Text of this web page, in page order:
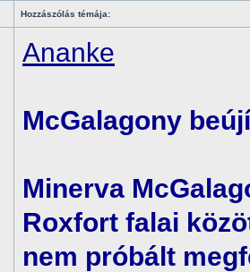
Hozzászólás témája:
Ananke
McGalagony
Minerva
Roxfort falai
nem próbált